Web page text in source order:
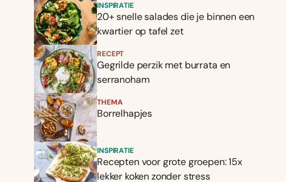
INSPIRATIE
20+ snelle salades die je binnen een
kwartier op tafel zet
RECEPT
Gegrilde perzik met burrata en
serranoham
THEMA
Borrelhapjes
INSPIRATIE
Recepten voor grote groepen: 15x
lekker koken zonder stress